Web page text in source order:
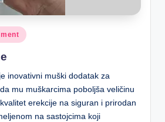
inovativni muški dodatak za
mu muškarcima poboljša veličinu
erekcije na siguran i prirodan
na sastojcima koji